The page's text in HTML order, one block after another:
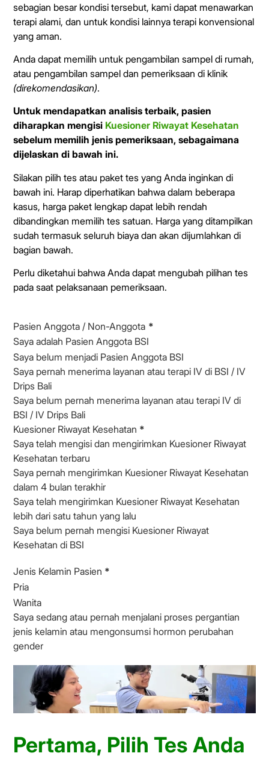
sebagian besar kondisi tersebut, kami dapat menawarkan
terapi alami, dan untuk kondisi lainnya terapi konvensional
yang aman.
Anda dapat memilih untuk pengambilan sampel di rumah,
atau pengambilan sampel dan pemeriksaan di klinik
(direkomendasikan).
Untuk mendapatkan analisis terbaik, pasien
diharapkan mengisi Kuesioner Riwayat Kesehatan
sebelum memilih jenis pemeriksaan, sebagaimana
dijelaskan di bawah ini.
Silakan pilih tes atau paket tes yang Anda inginkan di
bawah ini. Harap diperhatikan bahwa dalam beberapa
kasus, harga paket lengkap dapat lebih rendah
dibandingkan memilih tes satuan. Harga yang ditampilkan
sudah termasuk seluruh biaya dan akan dijumlahkan di
bagian bawah.
Perlu diketahui bahwa Anda dapat mengubah pilihan tes
pada saat pelaksanaan pemeriksaan.
Pasien Anggota / Non-Anggota *
Saya adalah Pasien Anggota BSI
Saya belum menjadi Pasien Anggota BSI
Saya pernah menerima layanan atau terapi IV di BSI / IV
Drips Bali
Saya belum pernah menerima layanan atau terapi IV di
BSI / IV Drips Bali
Kuesioner Riwayat Kesehatan *
Saya telah mengisi dan mengirimkan Kuesioner Riwayat
Kesehatan terbaru
Saya pernah mengirimkan Kuesioner Riwayat Kesehatan
dalam 4 bulan terakhir
Saya telah mengirimkan Kuesioner Riwayat Kesehatan
lebih dari satu tahun yang lalu
Saya belum pernah mengisi Kuesioner Riwayat
Kesehatan di BSI
Jenis Kelamin Pasien *
Pria
Wanita
Saya sedang atau pernah menjalani proses pergantian
jenis kelamin atau mengonsumsi hormon perubahan
gender
Pertama, Pilih Tes Anda